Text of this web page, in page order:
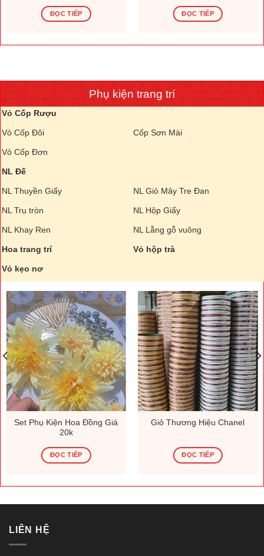
ĐỌC TIẾP ĐỌC TIẾP
Phụ kiện trang trí
Vỏ Cốp Rượu
Vỏ Cốp Đôi Cốp Sơn Mài
Vỏ Cốp Đơn
NL Đế
NL Thuyền Giấy NL Giỏ Mây Tre Đan
NL Trụ tròn NL Hộp Giấy
NL Khay Ren NL Lẵng gỗ vuông
Hoa trang trí Vỏ hộp trà
Vỏ kẹo nơ
Set Phụ Kiện Hoa Đồng Giá
20k
ĐỌC TIẾP
Giỏ Thương Hiệu Chanel
ĐỌC TIẾP
LIÊN HỆ